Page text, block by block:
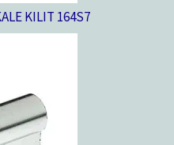
KILIT 164S7